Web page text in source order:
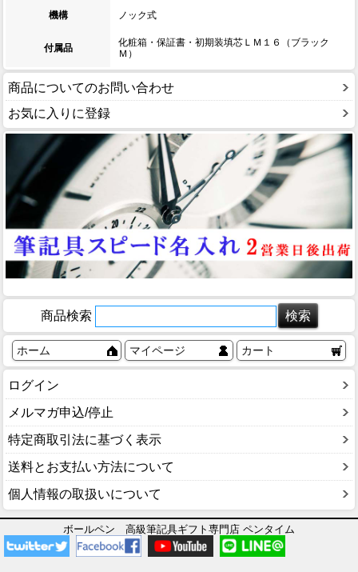
機構 ノック式
付属品
化粧箱・保証書・初期装填芯ＬＭ１６（ブラック
Ｍ）
商品についてのお問い合わせ
お気に入りに登録
商品検索
ホーム マイページ カート
ログイン
メルマガ申込/停止
特定商取引法に基づく表示
送料とお支払い方法について
個人情報の取扱いについて
ボールペン 高級筆記具ギフト専門店 ペンタイム